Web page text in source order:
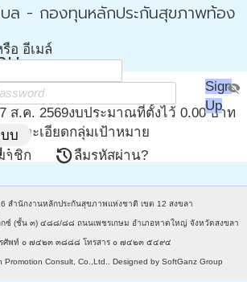
ล - กองทุนหลักประกันสุขภาพท้อง
อ อีเมล์
visibility_off
บ
าชิก restoreลืมรหัสผ่าน?
Sign
Up
ส.ค. 2569งบประมาณที่ตั้งไว้ 0.00 บาท
รายละเอียดกลุ่มเป้าหมาย
:
สำนักงานหลักประกันสุขภาพแห่งชาติ เขต 12 สงขลา
ซ์ (ชั้น ๓) ๔๘๘/๘๘ ถนนเพชรเกษม อำเภอหาดใหญ่ จังหวัดสงขลา
รศัพท์ ๐ ๗๔๒๓ ๓๘๘๘ โทรสาร ๐ ๗๔๒๓ ๕๔๙๔
Promotion Consult, Co.,Ltd. . Designed by SoftGanz Group